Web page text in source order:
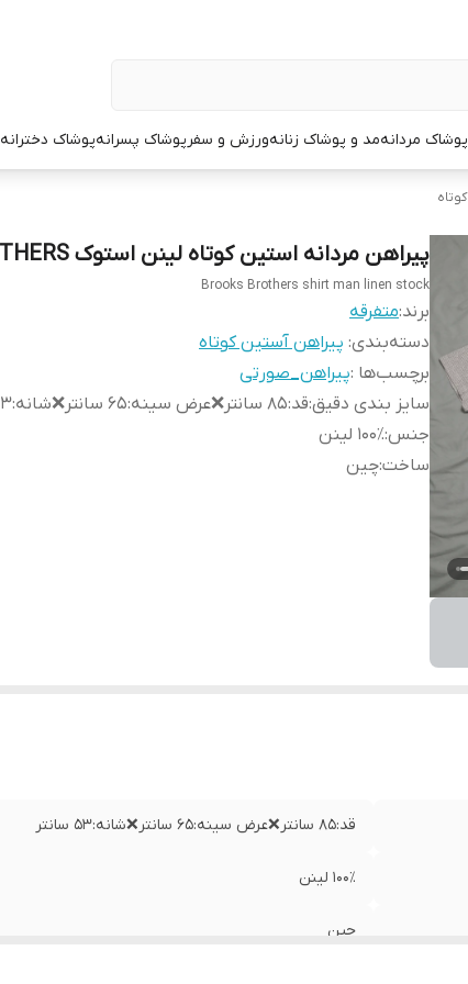
پوشاک مردانهمد و پوشاک زنانهورزش و سفرپوشاک پسرانهپوشاک دخترانه
پیراهن مردانه استین کوتاه لینن استوک BROOKS BROTHERS
Brooks Brothers shirt man linen stock
برند:متفرقه
دسته‌بندی: پیراهن آستین کوتاه
برچسب‌ها :پیراهن_صورتی
سایز بندی دقیق:قد:۸۵ سانتر❌عرض سینه:۶۵ سانتر❌شانه:۵۳ سانتر
جنس:۱۰۰٪ لینن
ساخت:چین
قد:۸۵ سانتر❌عرض سینه:۶۵ سانتر❌شانه:۵۳ سانتر
۱۰۰٪ لینن
چین